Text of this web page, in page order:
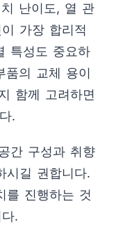
난이도, 열 관
가장 합리적
특성도 중요하
품의 교체 용이
함께 고려하면
.
간 구성과 취향
시길 권합니다.
를 진행하는 것
.